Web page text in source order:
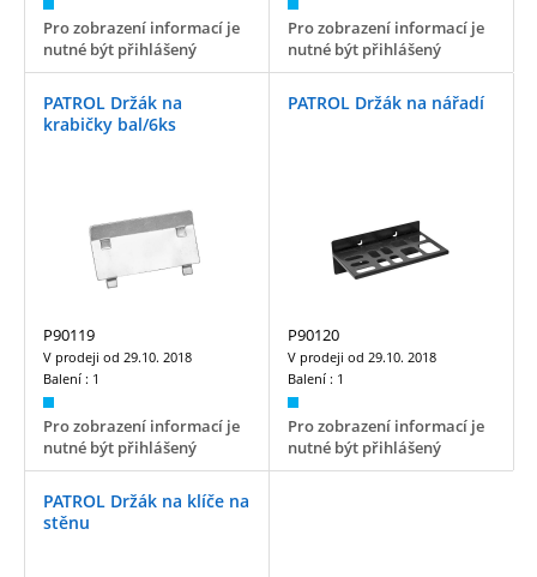
Pro zobrazení informací je
nutné být přihlášený
Pro zobrazení informací je
nutné být přihlášený
PATROL Držák na
krabičky bal/6ks
P90119
V prodeji od 29.10. 2018
Balení : 1
Pro zobrazení informací je
nutné být přihlášený
PATROL Držák na nářadí
P90120
V prodeji od 29.10. 2018
Balení : 1
Pro zobrazení informací je
nutné být přihlášený
PATROL Držák na klíče na
stěnu